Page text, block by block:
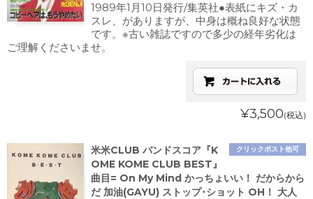
1989年1月10日発行/集英社●表紙にキズ・カ
スレ、がありますが、中身は概ね良好な状態
です。※古い雑誌ですので多少の経年劣化は
ご理解くださいませ。
¥3,500(税込)
クリックポスト他可
米米CLUB バンドスコア『K
OME KOME CLUB BEST』
曲目= On My Mind かっちょいい！ だからから
だ 加油(GAYU) ストップ･ショット OH！ 大人